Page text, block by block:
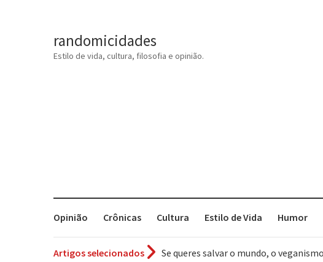
randomicidades
Estilo de vida, cultura, filosofia e opinião.
Opinião Crônicas Cultura Estilo de Vida Humor
Artigos selecionados
Tem que filmar isso daí